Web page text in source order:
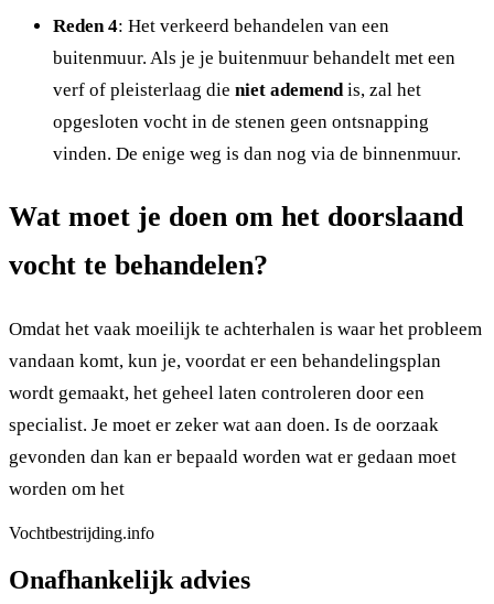
Reden 4: Het verkeerd behandelen van een
buitenmuur. Als je je buitenmuur behandelt met een
verf of pleisterlaag die niet ademendis, zal het
opgesloten vocht in de stenen geen ontsnapping
vinden. De enige weg is dan nog via de binnenmuur.
Wat moet je doen om het doorslaand
vocht te behandelen?
Omdat het vaak moeilijk te achterhalen is waar het probleem
vandaan komt, kun je, voordat er een behandelingsplan
wordt gemaakt, het geheel laten controleren door een
specialist. Je moet er zeker wat aan doen. Is de oorzaak
gevonden dan kan er bepaald worden wat er gedaan moet
worden om het
Vochtbestrijding.info
Onafhankelijk advies